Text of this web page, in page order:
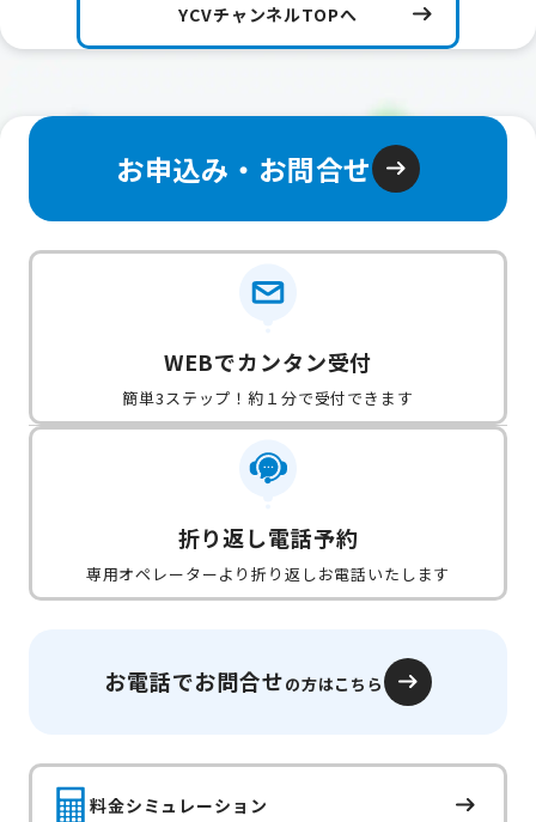
YCVチャンネルTOPへ
お申込み・お問合せ
WEBでカンタン受付
簡単3ステップ！約１分で受付できます
折り返し電話予約
専用オペレーターより折り返しお電話いたします
お電話でお問合せの方はこちら
料金シミュレーション